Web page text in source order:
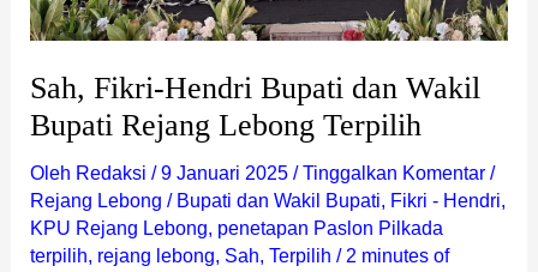
Sah, Fikri-Hendri Bupati dan Wakil
Bupati Rejang Lebong Terpilih
Oleh Redaksi /9 Januari 2025 /Tinggalkan Komentar /
Rejang Lebong / Bupati dan Wakil Bupati, Fikri - Hendri,
KPU Rejang Lebong, penetapan Paslon Pilkada
terpilih, rejang lebong, Sah, Terpilih / 2 minutes of
Terpilih